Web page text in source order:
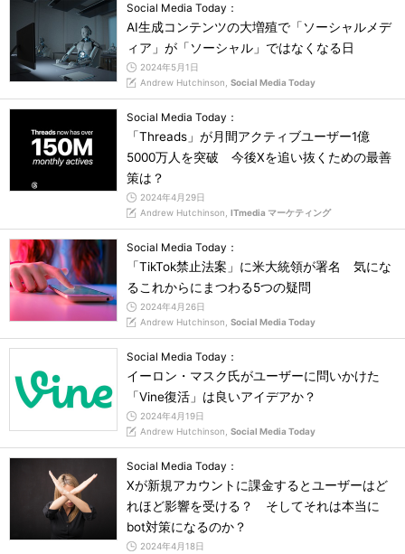
Social Media Today：
AI生成コンテンツの大増殖で「ソーシャルメデ
ィア」が「ソーシャル」ではなくなる日
2024年5月1日
Andrew Hutchinson, Social Media Today
Social Media Today：
「Threads」が月間アクティブユーザー1億
5000万人を突破 今後Xを追い抜くための最善
策は？
2024年4月29日
Andrew Hutchinson, ITmedia マーケティング
Social Media Today：
「TikTok禁止法案」に米大統領が署名 気にな
るこれからにまつわる5つの疑問
2024年4月26日
Andrew Hutchinson, Social Media Today
Social Media Today：
イーロン・マスク氏がユーザーに問いかけた
「Vine復活」は良いアイデアか？
2024年4月19日
Andrew Hutchinson, Social Media Today
Social Media Today：
Xが新規アカウントに課金するとユーザーはど
れほど影響を受ける？ そしてそれは本当に
bot対策になるのか？
2024年4月18日